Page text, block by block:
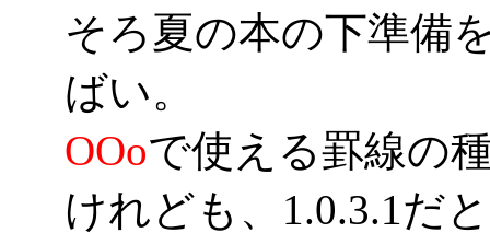
そろ夏の本の下準備
ばい。
OOoで使える罫線の
けれども、1.0.3.1だ